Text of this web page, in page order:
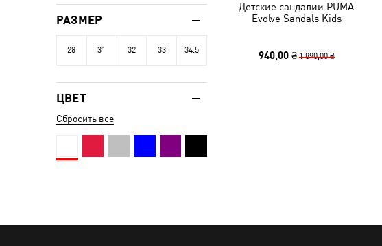
Детские сандалии PUMA
Evolve Sandals Kids
940,00 ₴ 1 890,00 ₴
РАЗМЕР
28 31 32 33 34.5
ЦВЕТ
Сбросить все